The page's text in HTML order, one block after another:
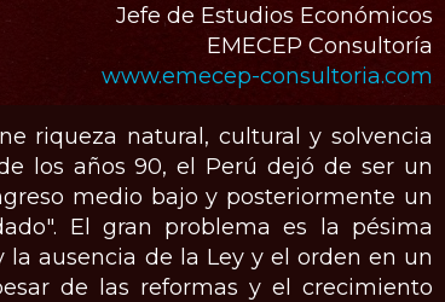
Jefe de Estudios Económicos
EMECEP Consultoría
www.emecep-consultoria.com
riqueza natural, cultural y solvencia
los años 90, el Perú dejó de ser un
medio bajo y posteriormente un
El gran problema es la pésima
ausencia de la Ley y el orden en un
de las reformas y el crecimiento